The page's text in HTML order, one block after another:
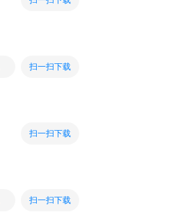
扫一扫下载
扫一扫下载
扫一扫下载